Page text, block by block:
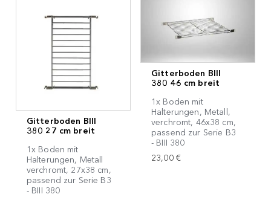
Gitterboden BIII
380 27 cm breit
1x Boden mit
Halterungen, Metall
verchromt, 27x38 cm,
passend zur Serie B3
- BIII 380
Gitterboden BIII
380 46 cm breit
1x Boden mit
Halterungen, Metall,
verchromt, 46x38 cm,
passend zur Serie B3
- BIII 380
23,00 €